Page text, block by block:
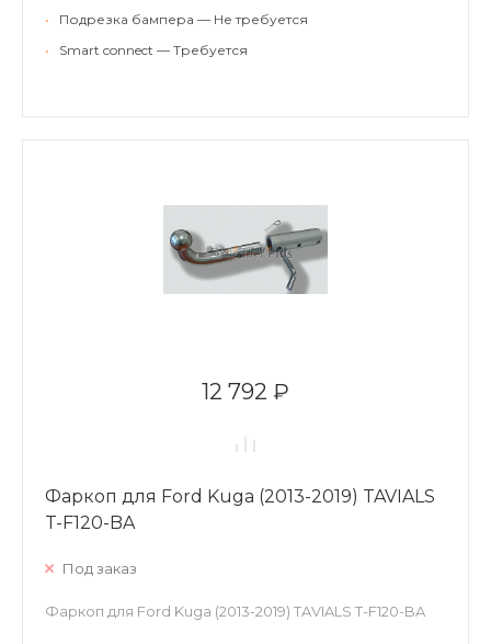
•
Подрезка бампера — Не требуется
•
Smart connect — Требуется
12 792 ₽
Фаркоп для Ford Kuga (2013-2019) TAVIALS
T-F120-BA
Под заказ
Фаркоп для Ford Kuga (2013-2019) TAVIALS T-F120-BA